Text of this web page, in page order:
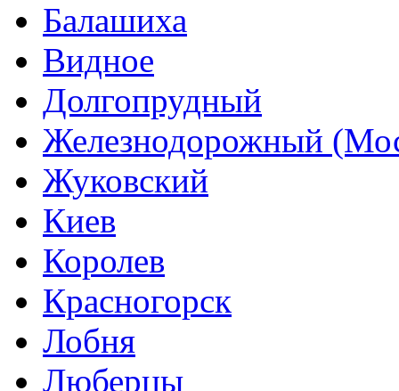
Балашиха
Видное
Долгопрудный
Железнодорожный
Жуковский
Киев
Королев
Красногорск
Лобня
Люберцы